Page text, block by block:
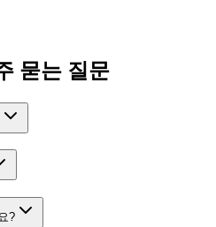
묻는 질문
?